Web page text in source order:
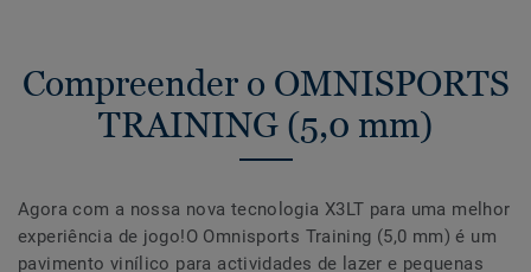
Compreender o OMNISPORTS
TRAINING (5,0 mm)
Agora com a nossa nova tecnologia X3LT para uma melhor
experiência de jogo!O Omnisports Training (5,0 mm) é um
pavimento vinílico para actividades de lazer e pequenas